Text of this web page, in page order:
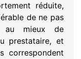
réduite,
de ne pas
au mieux de
prestataire, et
correspondent